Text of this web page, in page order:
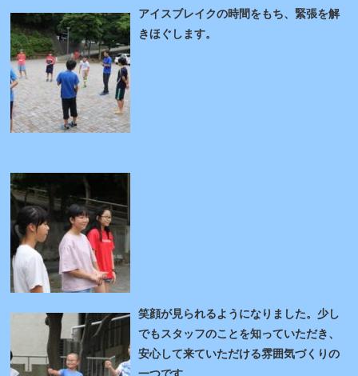
アイスブレイクの時間をもち、緊張を解
きほぐします。
笑顔が見られるようになりました。少し
でもスタッフのことを知っていただき、
安心して来ていただける雰囲気づくりの